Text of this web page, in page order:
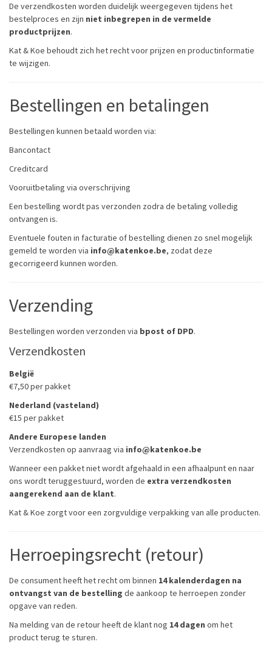
De verzendkosten worden duidelijk weergegeven tijdens het
bestelproces en zijn niet inbegrepen in de vermelde
productprijzen.
Kat & Koe behoudt zich het recht voor prijzen en productinformatie
te wijzigen.
Bestellingen en betalingen
Bestellingen kunnen betaald worden via:
Bancontact
Creditcard
Vooruitbetaling via overschrijving
Een bestelling wordt pas verzonden zodra de betaling volledig
ontvangen is.
Eventuele fouten in facturatie of bestelling dienen zo snel mogelijk
gemeld te worden via info@katenkoe.be, zodat deze
gecorrigeerd kunnen worden.
Verzending
Bestellingen worden verzonden via bpost of DPD.
Verzendkosten
België
€7,50 per pakket
Nederland (vasteland)
€15 per pakket
Andere Europese landen
Verzendkosten op aanvraag via info@katenkoe.be
Wanneer een pakket niet wordt afgehaald in een afhaalpunt en naar
ons wordt teruggestuurd, worden de extra verzendkosten
aangerekend aan de klant.
Kat & Koe zorgt voor een zorgvuldige verpakking van alle producten.
Herroepingsrecht (retour)
De consument heeft het recht om binnen 14 kalenderdagen na
ontvangst van de bestelling de aankoop te herroepen zonder
opgave van reden.
Na melding van de retour heeft de klant nog 14 dagen om het
product terug te sturen.